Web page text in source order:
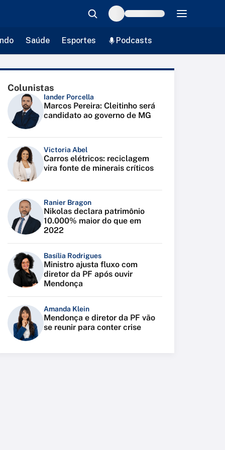
Saúde Esportes Podcasts
Colunistas
Iander Porcella
Marcos Pereira: Cleitinho será
candidato ao governo de MG
Victoria Abel
Carros elétricos: reciclagem
vira fonte de minerais críticos
Ranier Bragon
Nikolas declara patrimônio
10.000% maior do que em
2022
Basília Rodrigues
Ministro ajusta fluxo com
diretor da PF após ouvir
Mendonça
Amanda Klein
Mendonça e diretor da PF vão
se reunir para conter crise